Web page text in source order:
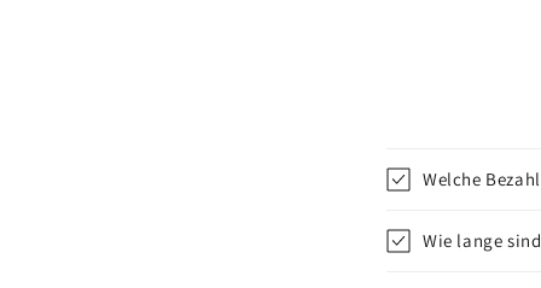
Welche
Wie lange